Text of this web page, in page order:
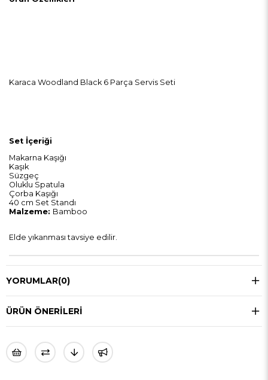
Karaca Woodland Black 6 Parça Servis Seti
Set İçeriği
Makarna Kaşığı
Kaşık
Süzgeç
Oluklu Spatula
Çorba Kaşığı
40 cm Set Standı
Malzeme: Bamboo
Elde yıkanması tavsiye edilir.
YORUMLAR(0)
ÜRÜN ÖNERILERI